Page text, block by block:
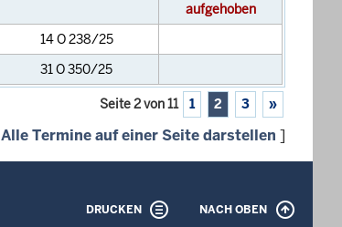
aufgehoben
14 O 238/25
31 O 350/25
Seite 2 von 11 1 2 3 »
Alle Termine auf einer Seite darstellen ]
DRUCKEN NACH OBEN